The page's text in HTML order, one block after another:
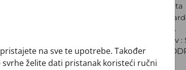
Proizvod: Kravata
Veličina:
Brand: CROATA
Sirovinski sastav :
+ MATERIJAL I
+ DOSTAVA
na sve te upotrebe. Također
želite dati pristanak koristeći ručni